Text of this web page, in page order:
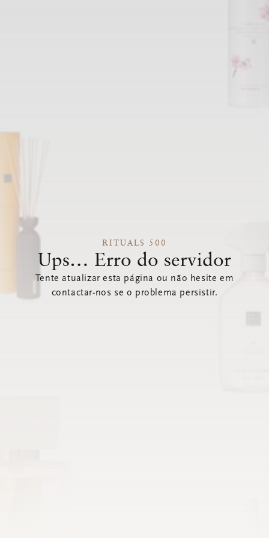
RITUALS 500
Ups… Erro do servidor
Tente atualizar esta página ou não hesite em
contactar-nos se o problema persistir.